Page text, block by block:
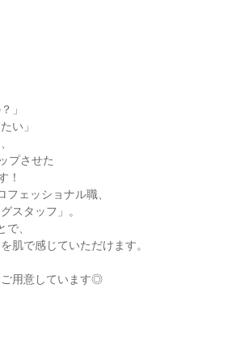
」
い」
プさせた
！
ェッショナル職、
スタッフ」。
、
肌で感じていただけます。
用意しています◎